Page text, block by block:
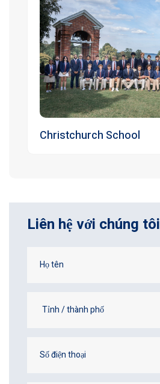
Christchurch School
Liên hệ với chúng tôi